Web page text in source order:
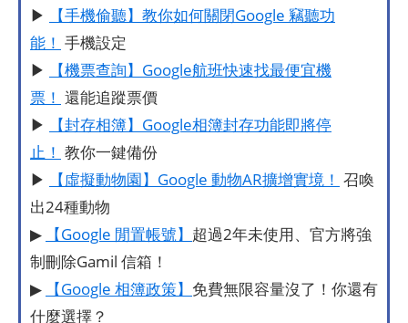
▶
【手機偷聽】教你如何關閉Google 竊聽功
能！ 手機設定
▶
【機票查詢】Google航班快速找最便宜機
票！ 還能追蹤票價
▶
【封存相簿】Google相簿封存功能即將停
止！ 教你一鍵備份
▶
【虛擬動物園】Google 動物AR擴增實境！ 召喚
出24種動物
▶
【Google 閒置帳號】 超過2年未使用、官方將強
制刪除Gamil 信箱！
▶
【Google 相簿政策】 免費無限容量沒了！你還有
什麼選擇？